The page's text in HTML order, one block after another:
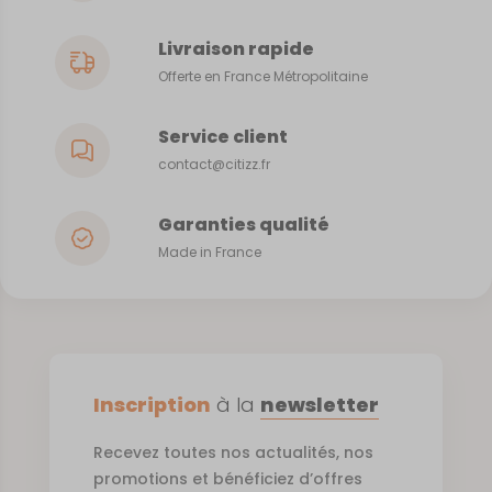
Livraison rapide
Offerte en France Métropolitaine
Service client
contact@citizz.fr
Garanties qualité
Made in France
Inscription à la newsletter
Recevez toutes nos actualités, nos
promotions et bénéficiez d’offres